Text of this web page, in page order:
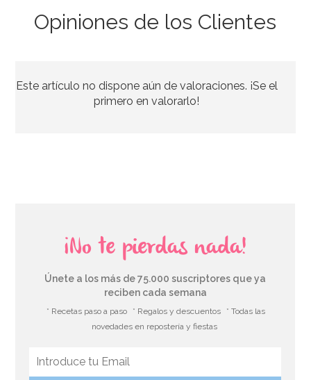
2,99€
Opiniones de los Clientes
Este artículo no dispone aún de valoraciones. ¡Se el
primero en valorarlo!
¡No te pierdas nada!
Únete a los más de 75.000 suscriptores que ya
reciben cada semana
* Recetas paso a paso * Regalos y descuentos
* Todas las
novedades en repostería y fiestas